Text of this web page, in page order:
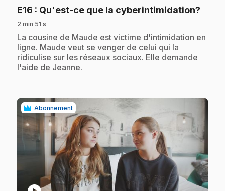
E16 : Qu'est-ce que la cyberintimidation?
2 min 51 s
.La cousine de Maude est victime d'intimidation en
ligne. Maude veut se venger de celui qui la
ridiculise sur les réseaux sociaux. Elle demande
l'aide de Jeanne.
Abonnement